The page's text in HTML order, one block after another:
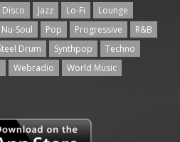
Jazz Lo-Fi
Lounge
Nu-Soul Pop Progressive
R&B
Drum Synthpop
Techno
Webradio World Music